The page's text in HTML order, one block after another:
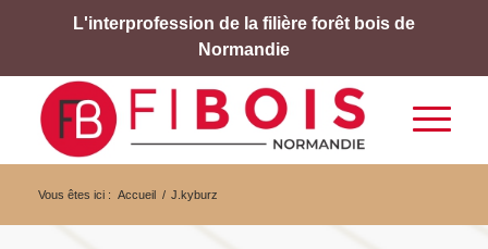
L'interprofession de la filière forêt bois de
Normandie
Vous êtes ici : Accueil / J.kyburz